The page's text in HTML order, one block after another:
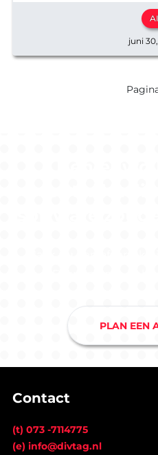
AI
juni
PLAN EEN
Contact
(t) 073 -7114775
(e) info@divtag.nl